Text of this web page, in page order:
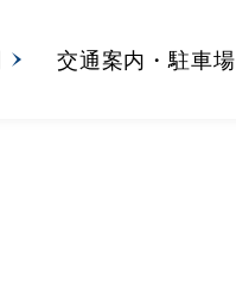
交通案内・駐車場